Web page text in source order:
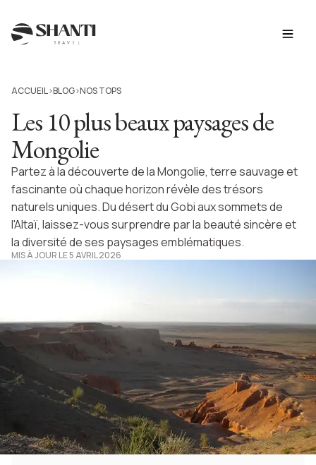
ACCUEIL>BLOG>NOS TOPS
Les 10 plus beaux paysages de
Mongolie
Partez à la découverte de la Mongolie, terre sauvage et
fascinante où chaque horizon révèle des trésors
naturels uniques. Du désert du Gobi aux sommets de
l'Altaï, laissez-vous surprendre par la beauté sincère et
la diversité de ses paysages emblématiques.
MIS À JOUR LE 5 AVRIL 2026